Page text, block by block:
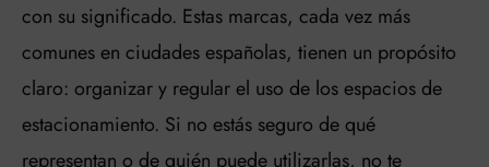
con su significado. Estas marcas, cada vez más
comunes en ciudades españolas, tienen un propósito
claro: organizar y regular el uso de los espacios de
estacionamiento. Si no estás seguro de qué
representan o de quién puede utilizarlas, no te